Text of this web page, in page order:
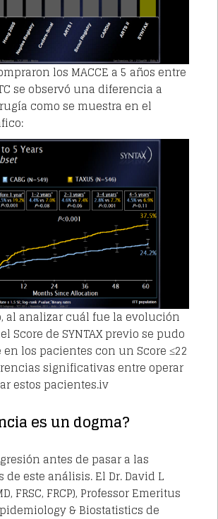
los MACCE a 5 años entre
se observó una diferencia a
como se muestra en el
al analizar cuál fue la evolución
Score de SYNTAX previo se pudo
los pacientes con un Score ≤22
significativas entre operar
estos pacientes.iv
es un dogma?
antes de pasar a las
este análisis. El Dr. David L
FRSC, FRCP), Professor Emeritus
& Biostatistics de